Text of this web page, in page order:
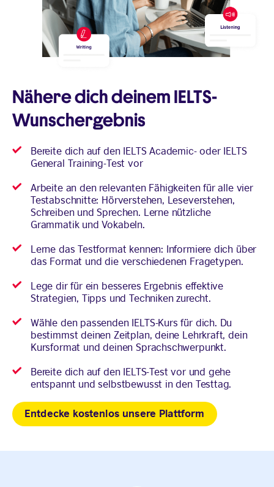
Nähere dich deinem IELTS-
Wunschergebnis
Bereite dich auf den IELTS Academic- oder IELTS
General Training-Test vor
Arbeite an den relevanten Fähigkeiten für alle vier
Testabschnitte: Hörverstehen, Leseverstehen,
Schreiben und Sprechen. Lerne nützliche
Grammatik und Vokabeln.
Lerne das Testformat kennen: Informiere dich über
das Format und die verschiedenen Fragetypen.
Lege dir für ein besseres Ergebnis effektive
Strategien, Tipps und Techniken zurecht.
Wähle den passenden IELTS-Kurs für dich. Du
bestimmst deinen Zeitplan, deine Lehrkraft, dein
Kursformat und deinen Sprachschwerpunkt.
Bereite dich auf den IELTS-Test vor und gehe
entspannt und selbstbewusst in den Testtag.
Entdecke kostenlos unsere Plattform